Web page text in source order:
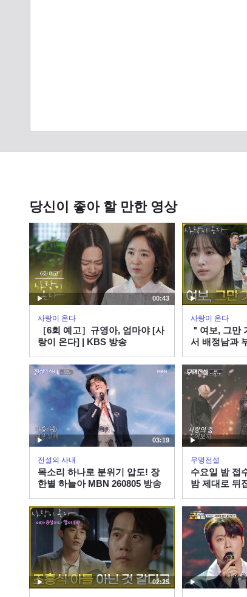
당신이 좋아 할 만한 영상
00:43
사랑이 온다
［6회 예고］규영아, 엄마야 [사
랑이 온다] | KBS 방송
사랑이 온다
＂여보, 그만
서 배정남과
260808 방송
03:19
전설의 사내
목소리 하나로 분위기 압도! 장
한별 하늘아 MBN 260805 방송
무명전설
수요일 밤 접
밤 제대로 뒤
02:25